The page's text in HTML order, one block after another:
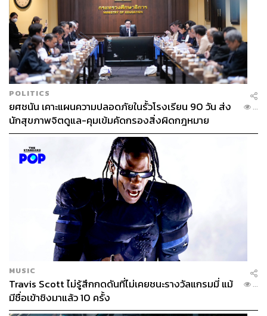
POLITICS
ยศชนัน เคาะแผนความปลอดภัยในรั้วโรงเรียน 90 วัน ส่ง
นักสุขภาพจิตดูแล-คุมเข้มคัดกรองสิ่งผิดกฎหมาย
...
MUSIC
Travis Scott ไม่รู้สึกกดดันที่ไม่เคยชนะรางวัลแกรมมี่ แม้
มีชื่อเข้าชิงมาแล้ว 10 ครั้ง
...